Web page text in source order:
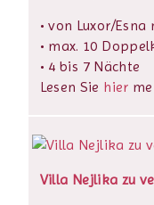
• von Luxor/Esna
• max. 10
• 4 bis 7 Nächte
Lesen Sie hier
Villa Nejlika zu